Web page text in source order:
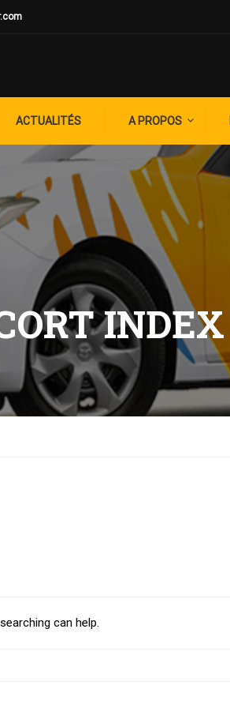
ACTUALITÉS A PROPOS
INDEX
can help.